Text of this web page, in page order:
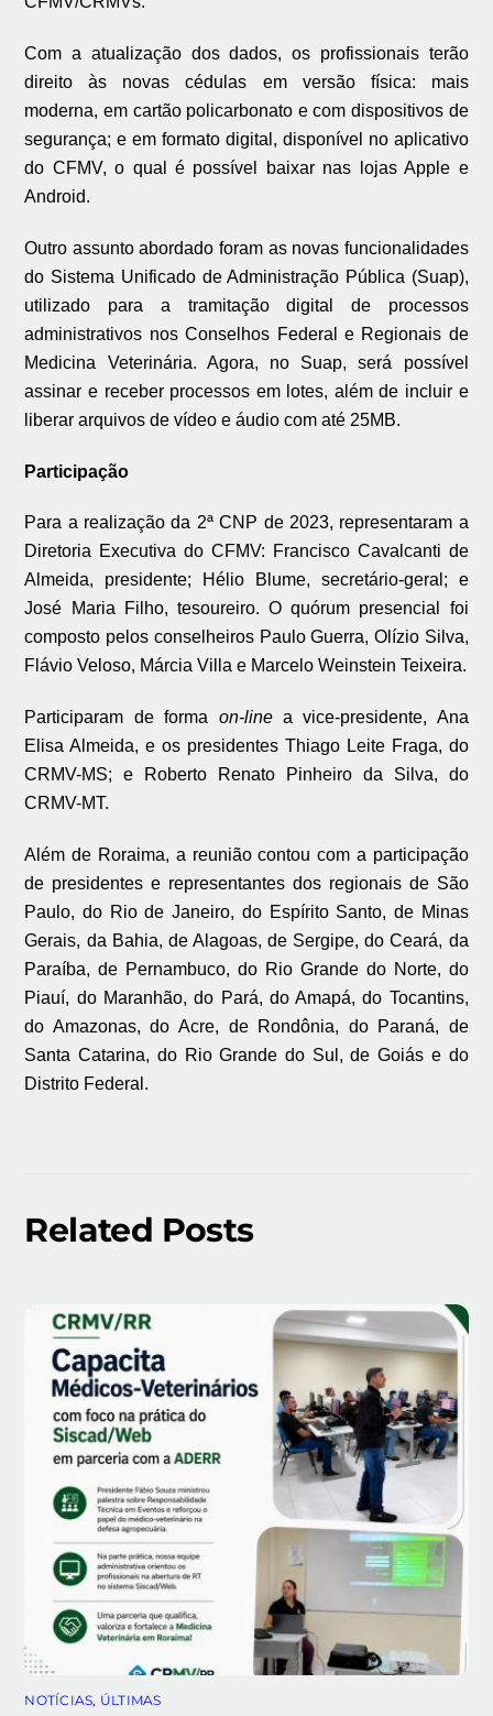
Com a atualização dos dados, os profissionais terão
direito às novas cédulas em versão física: mais
moderna, em cartão policarbonato e com dispositivos de
segurança; e em formato digital, disponível no aplicativo
do CFMV, o qual é possível baixar nas lojas Apple e
Android.
Outro assunto abordado foram as novas funcionalidades
do Sistema Unificado de Administração Pública (Suap),
utilizado para a tramitação digital de processos
administrativos nos Conselhos Federal e Regionais de
Medicina Veterinária. Agora, no Suap, será possível
assinar e receber processos em lotes, além de incluir e
liberar arquivos de vídeo e áudio com até 25MB.
Participação
Para a realização da 2ª CNP de 2023, representaram a
Diretoria Executiva do CFMV: Francisco Cavalcanti de
Almeida, presidente; Hélio Blume, secretário-geral; e
José Maria Filho, tesoureiro. O quórum presencial foi
composto pelos conselheiros Paulo Guerra, Olízio Silva,
Flávio Veloso, Márcia Villa e Marcelo Weinstein Teixeira.
Participaram de forma on-line a vice-presidente, Ana
Elisa Almeida, e os presidentes Thiago Leite Fraga, do
CRMV-MS; e Roberto Renato Pinheiro da Silva, do
CRMV-MT.
Além de Roraima, a reunião contou com a participação
de presidentes e representantes dos regionais de São
Paulo, do Rio de Janeiro, do Espírito Santo, de Minas
Gerais, da Bahia, de Alagoas, de Sergipe, do Ceará, da
Paraíba, de Pernambuco, do Rio Grande do Norte, do
Piauí, do Maranhão, do Pará, do Amapá, do Tocantins,
do Amazonas, do Acre, de Rondônia, do Paraná, de
Santa Catarina, do Rio Grande do Sul, de Goiás e do
Distrito Federal.
Related Posts
NOTÍCIAS, ÚLTIMAS